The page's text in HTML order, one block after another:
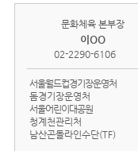
문화체육 본부장
이OO
02-2290-6106
서울월드컵경기장운영처
돔경기장운영처
서울어린이대공원
청계천관리처
남산곤돌라인수단(TF)